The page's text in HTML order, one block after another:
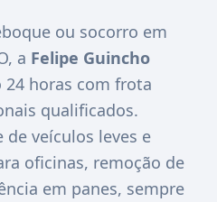
ou socorro em
a Felipe Guincho
horas com frota
qualificados.
veículos leves e
oficinas, remoção de
em panes, sempre